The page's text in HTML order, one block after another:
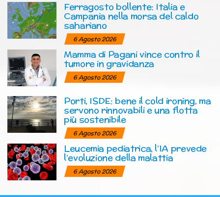
Ferragosto bollente: Italia e
Campania nella morsa del caldo
sahariano
6 Agosto 2026
Mamma di Pagani vince contro il
tumore in gravidanza
6 Agosto 2026
Porti, ISDE: bene il cold ironing, ma
servono rinnovabili e una flotta
più sostenibile
6 Agosto 2026
Leucemia pediatrica, l’IA prevede
l’evoluzione della malattia
6 Agosto 2026